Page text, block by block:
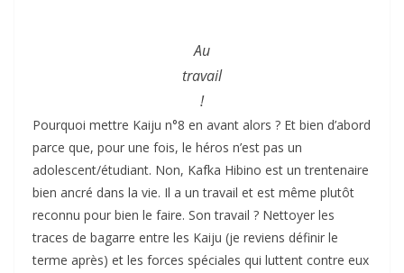
Au
travail
!
Pourquoi mettre Kaiju n°8 en avant alors ? Et bien d’abord
parce que, pour une fois, le héros n’est pas un
adolescent/étudiant. Non, Kafka Hibino est un trentenaire
bien ancré dans la vie. Il a un travail et est même plutôt
reconnu pour bien le faire. Son travail ? Nettoyer les
traces de bagarre entre les Kaiju (je reviens définir le
terme après) et les forces spéciales qui luttent contre eux